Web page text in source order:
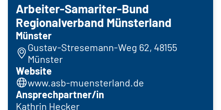
Arbeiter-Samariter-Bund
Regionalverband Münsterland
Münster
Gustav-Stresemann-Weg 62, 48155
Münster
Website
www.asb-muensterland.de
Ansprechpartner/in
Kathrin Hecker